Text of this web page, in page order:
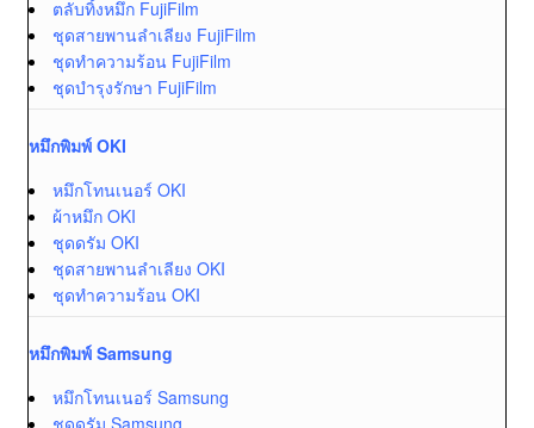
ตลับทิ้งหมึก FujiFilm
ชุดสายพานลำเลียง FujiFilm
ชุดทำความร้อน FujiFilm
ชุดบำรุงรักษา FujiFilm
หมึกพิมพ์ OKI
หมึกโทนเนอร์ OKI
ผ้าหมึก OKI
ชุดดรัม OKI
ชุดสายพานลำเลียง OKI
ชุดทำความร้อน OKI
หมึกพิมพ์ Samsung
หมึกโทนเนอร์ Samsung
ชุดดรัม Samsung